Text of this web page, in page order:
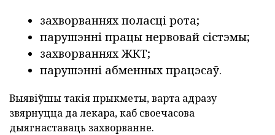
захворваннях поласці рота;
парушэнні працы нервовай сістэмы;
захворваннях ЖКТ;
парушэнні абменных працэсаў.
Выявіўшы такія прыкметы, варта адразу
звярнуцца да лекара, каб своечасова
дыягнаставаць захворванне.